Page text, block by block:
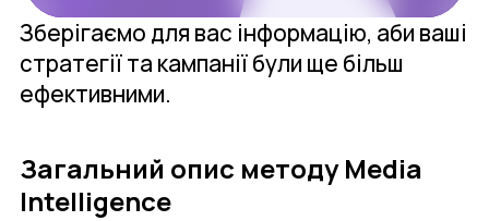
Зберігаємо для вас інформацію, аби ваші
стратегії та кампанії були ще більш
ефективними.
Загальний опис методу Media
Intelligence